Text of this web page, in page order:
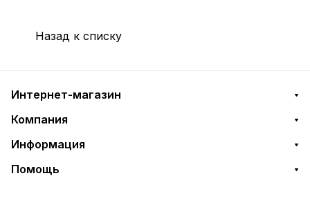
Назад к списку
Интернет-магазин
Компания
Информация
Помощь